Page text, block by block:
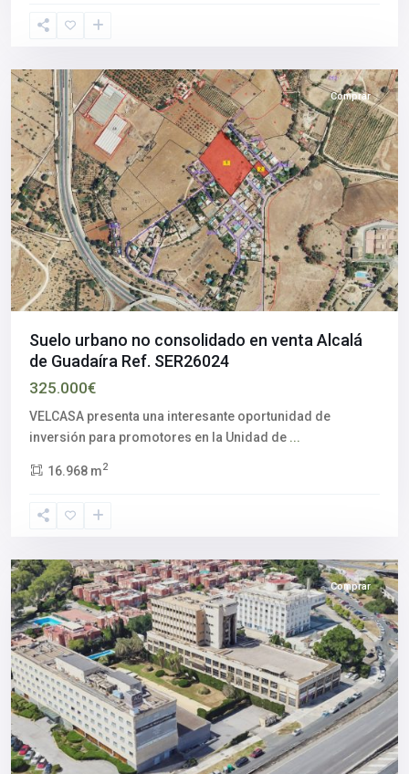
Sevilla
Comprar
Suelo urbano no consolidado en venta Alcalá
de Guadaíra Ref. SER26024
325.000€
VELCASA presenta una interesante oportunidad de
inversión para promotores en la Unidad de ...
16.968 m2
Sevilla
-
Sevilla
Comprar